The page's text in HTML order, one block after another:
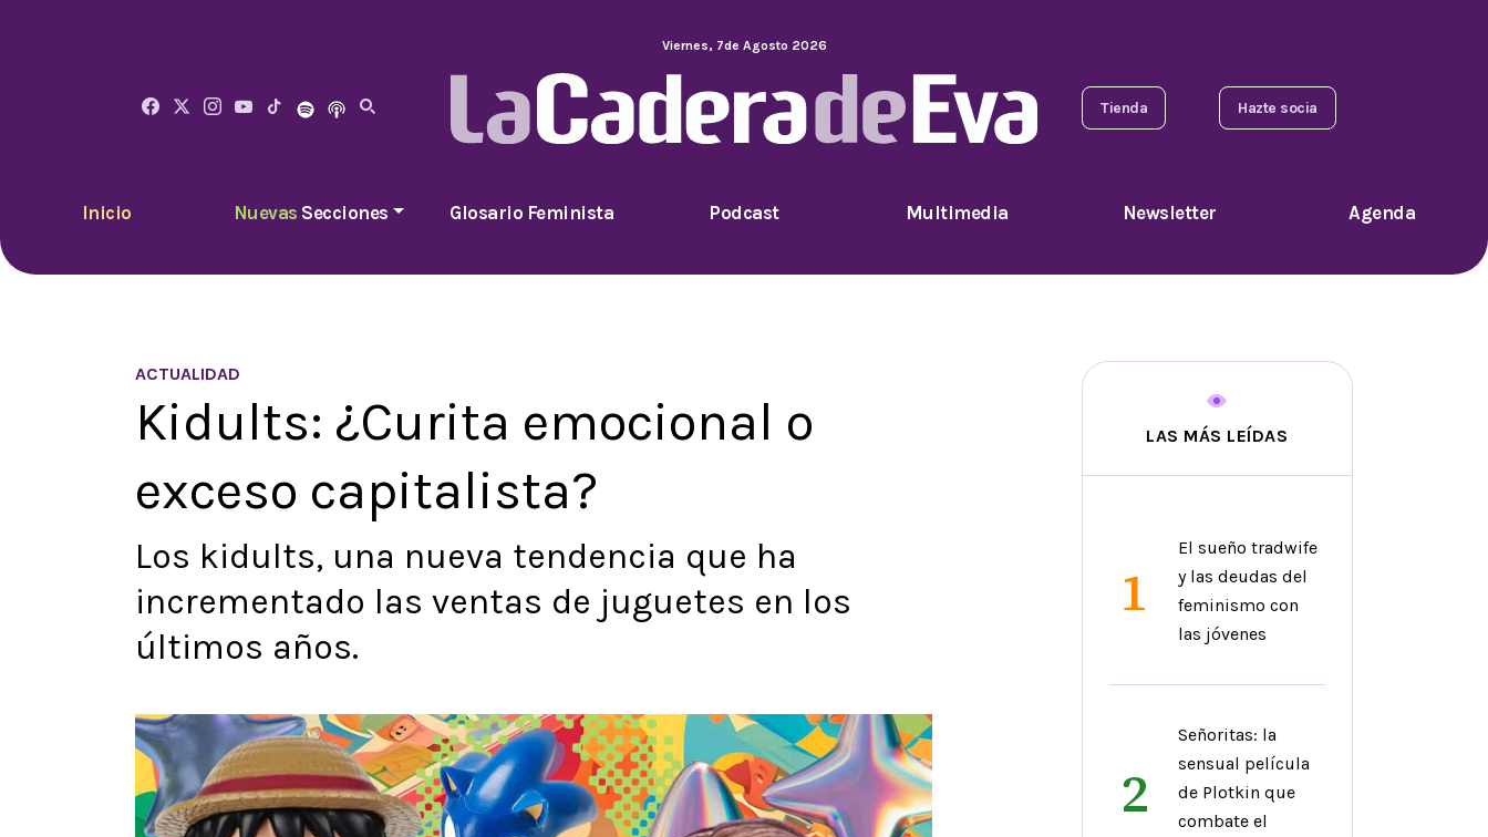
Viernes, 7de Agosto 2026
Tienda Hazte socia
Inicio Nuevas Secciones Glosario Feminista Podcast Multimedia Newsletter Agenda
ACTUALIDAD
Kidults: ¿Curita emocional o
exceso capitalista?
Los kidults, una nueva tendencia que ha
incrementado las ventas de juguetes en los
últimos años.
LAS MÁS LEÍDAS
1
El sueño tradwife
y las deudas del
feminismo con
las jóvenes
2
Señoritas: la
sensual película
de Plotkin que
combate el